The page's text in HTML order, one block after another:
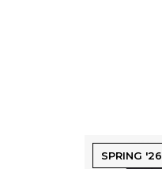
SPRING '26